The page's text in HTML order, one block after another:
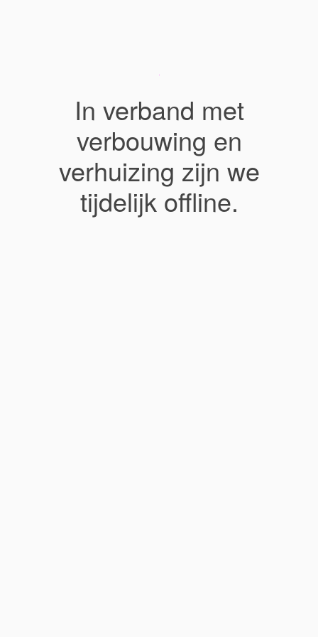
In verband met
verbouwing en
verhuizing zijn we
tijdelijk offline.